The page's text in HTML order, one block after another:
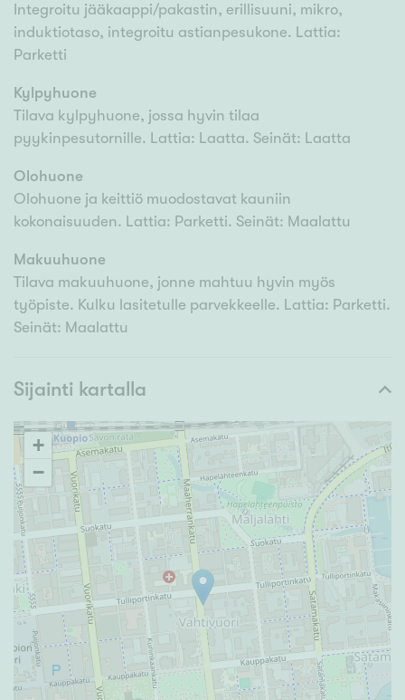
Integroitu jääkaappi/pakastin, erillisuuni, mikro,
induktiotaso, integroitu astianpesukone. Lattia:
Parketti
Kylpyhuone
Tilava kylpyhuone, jossa hyvin tilaa
pyykinpesutornille. Lattia: Laatta. Seinät: Laatta
Olohuone
Olohuone ja keittiö muodostavat kauniin
kokonaisuuden. Lattia: Parketti. Seinät: Maalattu
Makuuhuone
Tilava makuuhuone, jonne mahtuu hyvin myös
työpiste. Kulku lasitetulle parvekkeelle. Lattia: Parketti.
Seinät: Maalattu
Sijainti kartalla
+
−